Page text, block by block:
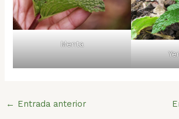
Menta
← Entrada anterior